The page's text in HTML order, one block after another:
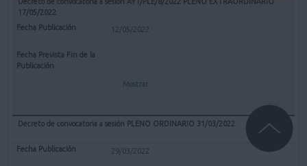
17/05/2022
12/05/2022
Mostrar
Decreto de convocatoria a sesión PLENO ORDINARIO 31/03/2022
29/03/2022